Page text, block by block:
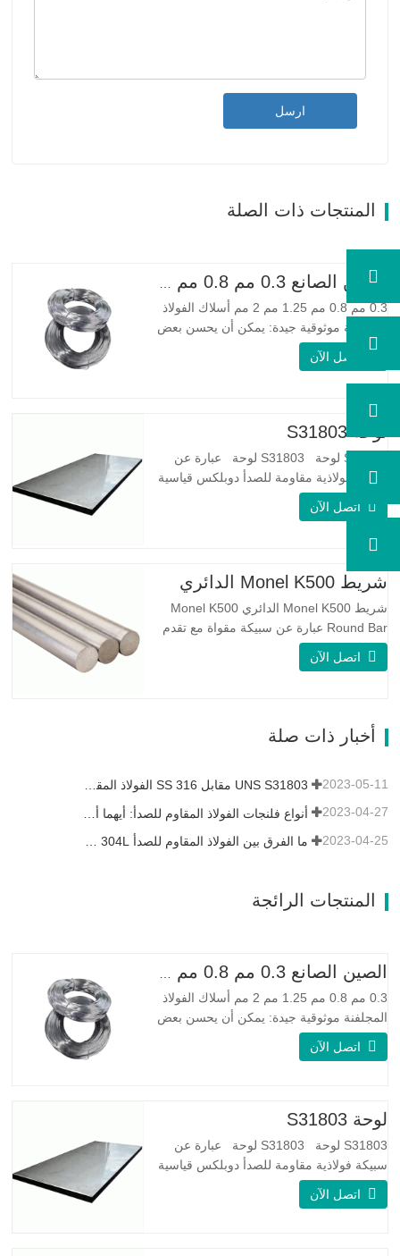
ارسل
المنتجات ذات الصلة
0.3 مم 0.8 مم 1.25 مم 2 مم أسلاك الفولاذ
المجلفنة موثوقية جيدة: يمكن أن يحسن بعض
العقد والنتوءات والصدأ على الأسلاك الفولاذية
مرونة جيدة: صلابة الفولاذ المجلفن جيدة جدًا،
والمرونة جيدة جدًا، ومناسبة جدًا لصنع الربيع
مواصفة اسم المنتج الأسلاك المجلفنة…
اتصل الآن
S31803 لوحة S31803 لوحة عبارة عن
سبيكة فولاذية مقاومة للصدأ دوبلكس قياسية
على الوجهين. لديها بنية مجهرية من
الميكانيكي الموثوق به ، والليونة ، وخصائص
من 34 مما يشير إلى أن مقاومة…
اتصل الآن
شريط Monel K500 الدائري
شريط Monel K500 الدائري Monel K500
Round Bar عبارة عن سبيكة مقواة مع تقدم
العمر ، ويتكون تركيبتها الأساسية من عناصر
مثل النيكل والنحاس. الذي يجمع بين مقاومة
خصائص مقاومة ممتازة للتآكل. هذه الخصائص
تشبه Monel 400.…
اتصل الآن
أخبار ذات صلة
UNS S31803 مقابل SS 316 الفولاذ المقاوم للصدأ - ما هو الفرق 2023-05-11
2023-04-27
2023-04-25
المنتجات الرائجة
0.3 مم 0.8 مم 1.25 مم 2 مم أسلاك الفولاذ
المجلفنة موثوقية جيدة: يمكن أن يحسن بعض
العقد والنتوءات والصدأ على الأسلاك الفولاذية
مرونة جيدة: صلابة الفولاذ المجلفن جيدة جدًا،
اتصل الآن
لوحة S31803
S31803 لوحة S31803 لوحة عبارة عن
سبيكة فولاذية مقاومة للصدأ دوبلكس قياسية
على الوجهين. لديها بنية مجهرية من
اتصل الآن